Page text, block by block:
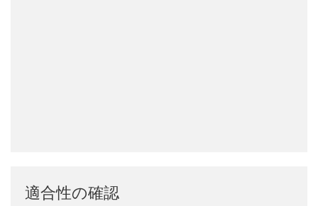
適合性の確認